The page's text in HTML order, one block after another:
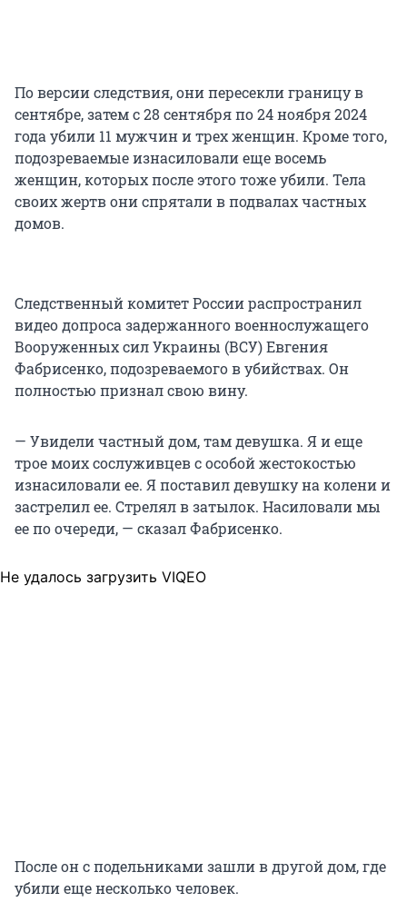
По версии следствия, они пересекли границу в
сентябре, затем с 28 сентября по 24 ноября 2024
года убили 11 мужчин и трех женщин. Кроме того,
подозреваемые изнасиловали еще восемь
женщин, которых после этого тоже убили. Тела
своих жертв они спрятали в подвалах частных
домов.
Следственный комитет России распространил
видео допроса задержанного военнослужащего
Вооруженных сил Украины (ВСУ) Евгения
Фабрисенко, подозреваемого в убийствах. Он
полностью признал свою вину.
— Увидели частный дом, там девушка. Я и еще
трое моих сослуживцев с особой жестокостью
изнасиловали ее. Я поставил девушку на колени и
застрелил ее. Стрелял в затылок. Насиловали мы
ее по очереди, — сказал Фабрисенко.
Не удалось загрузить VIQEO
После он с подельниками зашли в другой дом, где
убили еще несколько человек.